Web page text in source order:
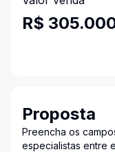
R$
Proposta
Preencha os
especialistas entre